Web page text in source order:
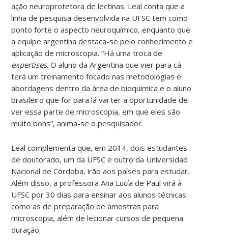
ação neuroprotetora de lectinas. Leal conta que a
linha de pesquisa desenvolvida na UFSC tem como
ponto forte o aspecto neuroquímico, enquanto que
a equipe argentina destaca-se pelo conhecimento e
aplicação de microscopia. “Há uma troca de
expertises. O aluno da Argentina que vier para cá
terá um treinamento focado nas metodologias e
abordagens dentro da área de bioquímica e o aluno
brasileiro que for para lá vai ter a oportunidade de
ver essa parte de microscopia, em que eles são
muito bons”, anima-se o pesquisador.
Leal complementa que, em 2014, dois estudantes
de doutorado, um da UFSC e outro da Universidad
Nacional de Córdoba, irão aos países para estudar.
Além disso, a professora Ana Lucía de Paul virá à
UFSC por 30 dias para ensinar aos alunos técnicas
como as de preparação de amostras para
microscopia, além de lecionar cursos de pequena
duração.